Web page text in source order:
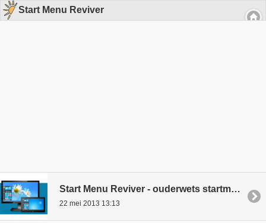
Start Menu Reviver
Start Menu Reviver - ouderwets startmenu voor Windows 8, maar wel met tegels.
22 mei 2013 13:13